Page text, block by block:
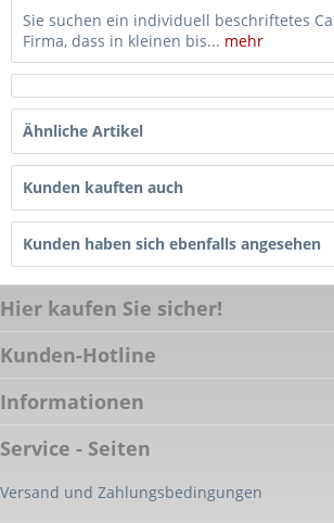
Sie suchen ein individuell beschriftetes
Firma, dass in kleinen bis... mehr
Ähnliche Artikel
Kunden kauften auch
Kunden haben sich ebenfalls angesehen
Hier kaufen Sie sicher!
Kunden-Hotline
Informationen
Service - Seiten
Versand und Zahlungsbedingungen